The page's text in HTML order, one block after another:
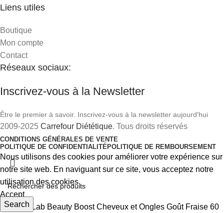
Liens utiles
Boutique
Mon compte
Contact
Réseaux sociaux:
Inscrivez-vous à la Newsletter
Être le premier à savoir. Inscrivez-vous à la newsletter aujourd'hui
2009-2025 Carrefour Diététique. Tous droits réservés
CONDITIONS GÉNÉRALES DE VENTE
POLITIQUE DE CONFIDENTIALITÉPOLITIQUE DE REMBOURSEMENT
Search
Nous utilisons des cookies pour améliorer votre expérience sur
notre site web. En naviguant sur ce site, vous acceptez notre
utilisation des cookies.
Accept